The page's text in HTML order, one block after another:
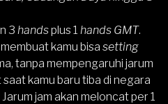
3 handsplus 1 hands GMT.
kamu bisa setting
tanpa mempengaruhi jarum
kamu baru tiba di negara
jam akan meloncat per 1